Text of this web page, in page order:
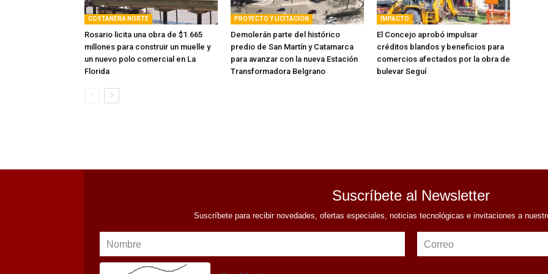
COSTANERA NORTE
Rosario licita una obra de $1.665
millones para construir un muelle y
un nuevo polo comercial en La
Florida
PROYECTO Y LICITACION
Demolerán parte del histórico
predio de San Martín y Catamarca
para avanzar con la nueva Estación
Transformadora Belgrano
IMPACTO
El Concejo aprobó impulsar
créditos blandos y beneficios para
comercios afectados por la obra de
bulevar Seguí
Suscríbete al Newsletter
Suscríbete para recibir novedades, ofertas especiales, noticias tecnológicas e invitaciones a
Nombre Correo